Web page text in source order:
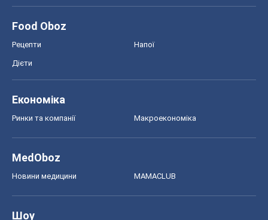
Food Oboz
Рецепти Напої
Дієти
Економіка
Ринки та компанії Макроекономіка
MedOboz
Новини медицини MAMACLUB
Шоу